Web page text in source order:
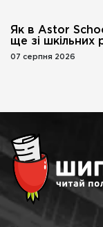
Як в Astor
ще зі шкільних
07 серпня 2026